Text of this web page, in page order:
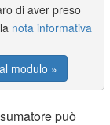
di aver preso
nota informativa
modulo »
può